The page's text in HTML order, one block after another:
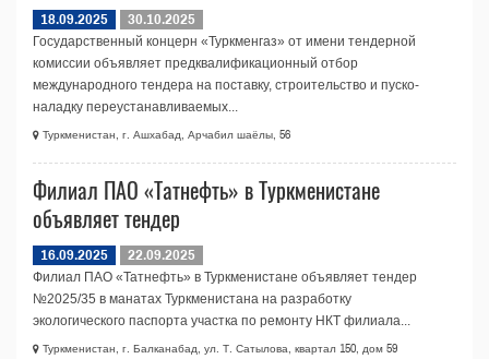
18.09.2025
30.10.2025
Государственный концерн «Туркменгаз» от имени тендерной
комиссии объявляет предквалификационный отбор
международного тендера на поставку, строительство и пуско-
наладку переустанавливаемых...
Туркменистан, г. Ашхабад, Арчабил шаёлы, 56
Филиал ПАО «Татнефть» в Туркменистане
объявляет тендер
16.09.2025
22.09.2025
Филиал ПАО «Татнефть» в Туркменистане объявляет тендер
№2025/35 в манатах Туркменистана на разработку
экологического паспорта участка по ремонту НКТ филиала...
Туркменистан, г. Балканабад, ул. Т. Сатылова, квартал 150, дом 59